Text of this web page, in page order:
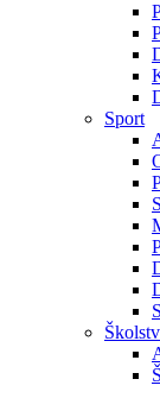
Sport